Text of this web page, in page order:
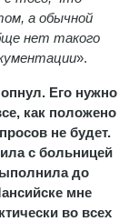
а обычной
нет такого
».
Его нужно
как положено
не будет.
с больницей
до
мне
во всех